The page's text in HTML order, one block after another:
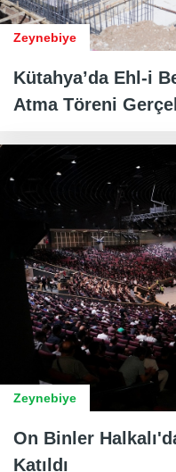
Zeynebiye
Kütahya’da Ehl-i
Atma Töreni
Zeynebiye
On Binler
Katıldı